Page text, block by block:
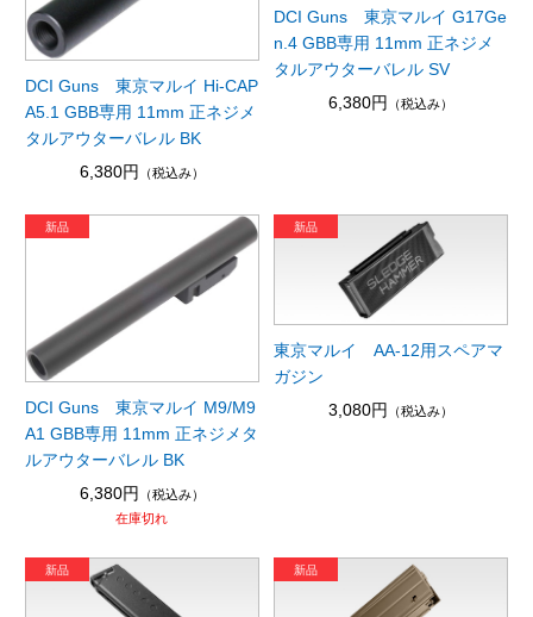
DCI Guns 東京マルイ Hi-CAP
A5.1 GBB専用 11mm 正ネジメ
タルアウターバレル BK
6,380円 （税込み）
DCI Guns 東京マルイ G17Ge
n.4 GBB専用 11mm 正ネジメ
タルアウターバレル SV
6,380円
（税込み）
DCI Guns 東京マルイ M9/M9
A1 GBB専用 11mm 正ネジメタ
ルアウターバレル BK
6,380円
（税込み）
在庫切れ
東京マルイ AA-12用スペアマ
ガジン
3,080円
（税込み）